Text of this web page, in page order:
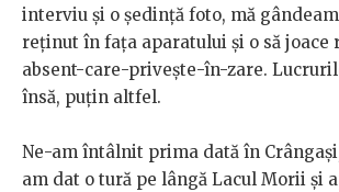
interviu și o ședință foto, mă gândeam
reținut în fața aparatului și o să joace
absent-care-privește-în-zare.
însă, puțin altfel.
Ne-am întâlnit prima dată în
am dat o tură pe lângă Lacul Morii și